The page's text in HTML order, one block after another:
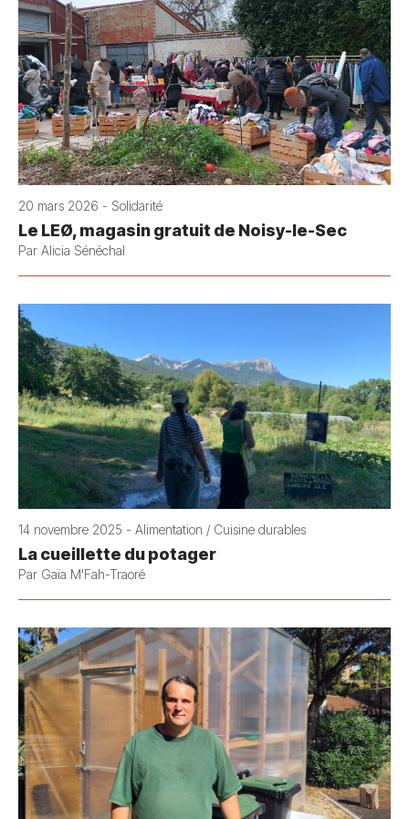
20 mars 2026 - Solidarité
Le LEØ, magasin gratuit de Noisy-le-Sec
Par Alicia Sénéchal
14 novembre 2025 - Alimentation / Cuisine durables
La cueillette du potager
Par Gaïa M'Fah-Traoré